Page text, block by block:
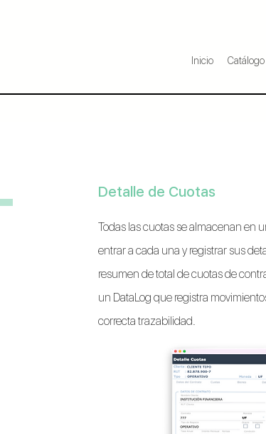
Inicio Catálogo
Detalle de Cuotas
Todas las cuotas se almacenan en
entrar a cada una y registrar sus
resumen de total de cuotas de
un DataLog que registra
correcta trazabilidad.